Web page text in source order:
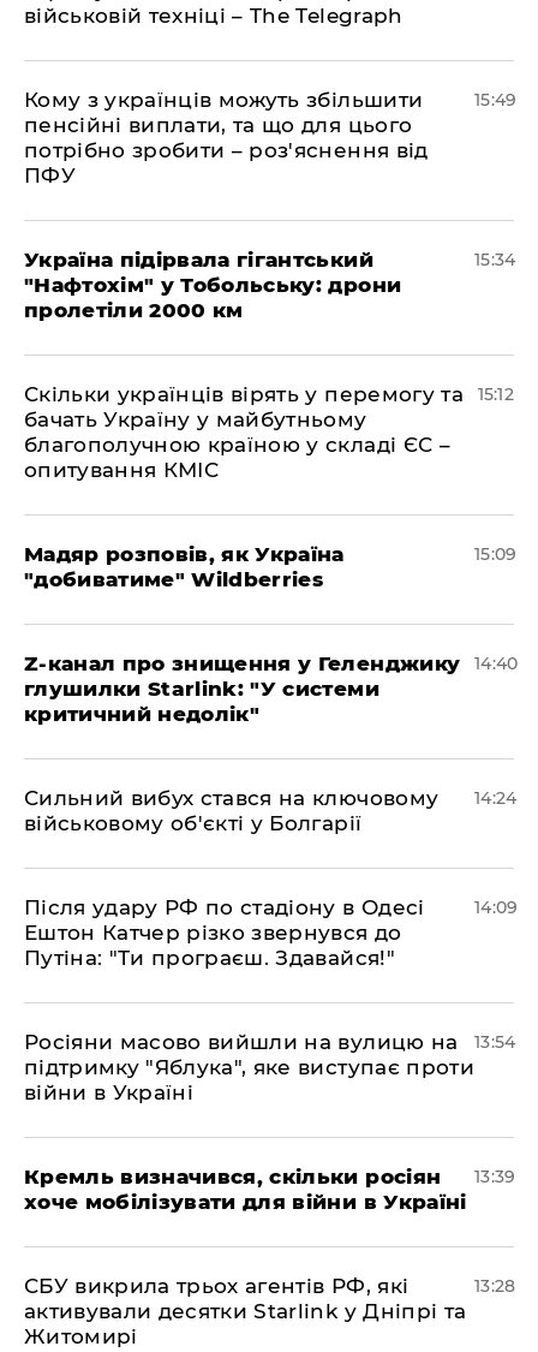
військовій техніці – The Telegraph
Кому з українців можуть збільшити
пенсійні виплати, та що для цього
потрібно зробити – роз'яснення від
ПФУ
15:49
Україна підірвала гігантський
"Нафтохім" у Тобольську: дрони
пролетіли 2000 км
15:34
Скільки українців вірять у перемогу та
бачать Україну у майбутньому
благополучною країною у складі ЄС –
опитування КМІС
15:12
Мадяр розповів, як Україна
"добиватиме" Wildberries
15:09
Z-канал про знищення у Геленджику
глушилки Starlink: "У системи
критичний недолік"
14:40
Сильний вибух стався на ключовому
військовому об'єкті у Болгарії
14:24
Після удару РФ по стадіону в Одесі
Ештон Катчер різко звернувся до
Путіна: "Ти програєш. Здавайся!"
14:09
Росіяни масово вийшли на вулицю на
підтримку "Яблука", яке виступає проти
війни в Україні
13:54
Кремль визначився, скільки росіян
хоче мобілізувати для війни в Україні
13:39
СБУ викрила трьох агентів РФ, які
активували десятки Starlink у Дніпрі та
Житомирі
13:28